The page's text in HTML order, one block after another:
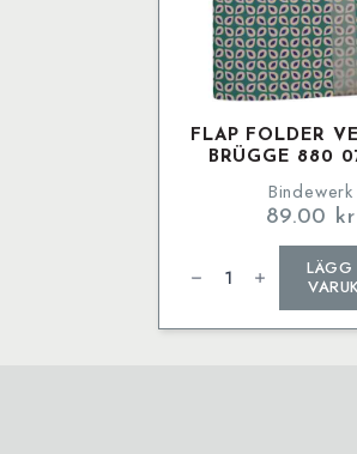
FLAP FOLDER
BRÜGGE 880
Bindewerk
89.00 kr
Folder
VE
880
LÄGG